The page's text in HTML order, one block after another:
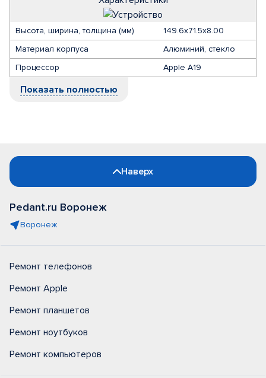
Высота, ширина, толщина (мм)
149.6х71.5х8.00
Материал корпуса
Алюминий, стекло
Процессор
Apple A19
Показать полностью
Наверх
Pedant.ru Воронеж
Воронеж
Ремонт телефонов
Ремонт Apple
Ремонт планшетов
Ремонт ноутбуков
Ремонт компьютеров